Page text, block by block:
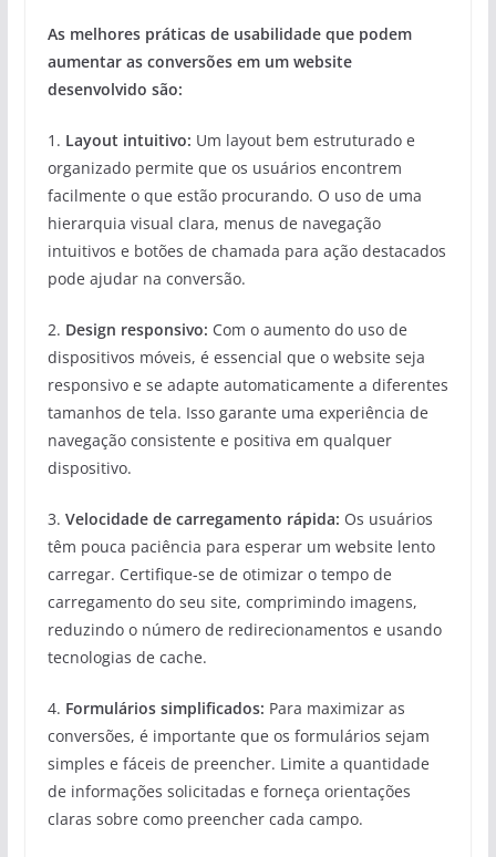
As melhores práticas de usabilidade que podem
aumentar as conversões em um website
desenvolvido são:
1. Layout intuitivo: Um layout bem estruturado e
organizado permite que os usuários encontrem
facilmente o que estão procurando. O uso de uma
hierarquia visual clara, menus de navegação
intuitivos e botões de chamada para ação destacados
pode ajudar na conversão.
2. Design responsivo: Com o aumento do uso de
dispositivos móveis, é essencial que o website seja
responsivo e se adapte automaticamente a diferentes
tamanhos de tela. Isso garante uma experiência de
navegação consistente e positiva em qualquer
dispositivo.
3. Velocidade de carregamento rápida: Os usuários
têm pouca paciência para esperar um website lento
carregar. Certifique-se de otimizar o tempo de
carregamento do seu site, comprimindo imagens,
reduzindo o número de redirecionamentos e usando
tecnologias de cache.
4. Formulários simplificados: Para maximizar as
conversões, é importante que os formulários sejam
simples e fáceis de preencher. Limite a quantidade
de informações solicitadas e forneça orientações
claras sobre como preencher cada campo.